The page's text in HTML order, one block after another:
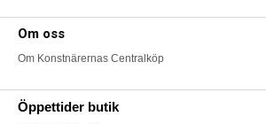
Om oss
Om Konstnärernas Centralköp
Öppettider butik